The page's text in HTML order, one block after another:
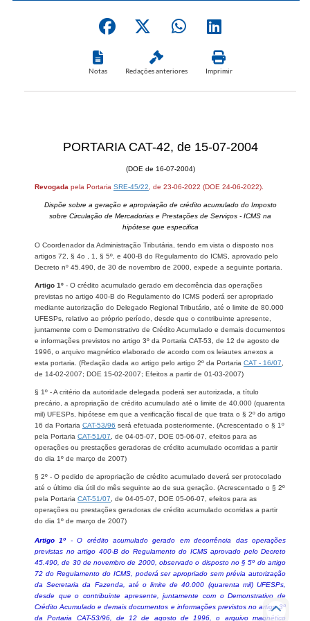
Notas Redações anteriores Imprimir
PORTARIA CAT-42, de 15-07-2004
(DOE de 16-07-2004)
Revogada pela Portaria SRE-45/22 , de 23-06-2022 (DOE 24-06-2022).
Dispõe sobre a geração e apropriação de crédito acumulado do Imposto
sobre Circulação de Mercadorias e Prestações de Serviços - ICMS na
hipótese que especifica
O Coordenador da Administração Tributária, tendo em vista o disposto nos
artigos 72, § 4o , 1, § 5º, e 400-B do Regulamento do ICMS, aprovado pelo
Decreto nº 45.490, de 30 de novembro de 2000, expede a seguinte portaria.
Artigo 1º - O crédito acumulado gerado em decorrência das operações
previstas no artigo 400-B do Regulamento do ICMS poderá ser apropriado
mediante autorização do Delegado Regional Tributário, até o limite de 80.000
UFESPs, relativo ao próprio período, desde que o contribuinte apresente,
juntamente com o Demonstrativo de Crédito Acumulado e demais documentos
e informações previstos no artigo 3º da Portaria CAT-53, de 12 de agosto de
1996, o arquivo magnético elaborado de acordo com os leiautes anexos a
esta portaria. (Redação dada ao artigo pelo artigo 2º da Portaria CAT - 16/07
de 14-02-2007; DOE 15-02-2007; Efeitos a partir de 01-03-2007)
§ 1º - A critério da autoridade delegada poderá ser autorizada, a título
precário, a apropriação de crédito acumulado até o limite de 40.000 (quarenta
mil) UFESPs, hipótese em que a verificação fiscal de que trata o § 2º do artigo
16 da Portaria CAT-53/96 será efetuada posteriormente. (Acrescentado o § 1º
pela Portaria CAT-51/07 , de 04-05-07, DOE 05-06-07, efeitos para as
operações ou prestações geradoras de crédito acumulado ocorridas a partir
do dia 1º de março de 2007)
§ 2º - O pedido de apropriação de crédito acumulado deverá ser protocolado
até o último dia útil do mês seguinte ao de sua geração. (Acrescentado o § 2º
pela Portaria CAT-51/07 , de 04-05-07, DOE 05-06-07, efeitos para as
operações ou prestações geradoras de crédito acumulado ocorridas a partir
do dia 1º de março de 2007)
Artigo 1º - O crédito acumulado gerado em decorrência das operações
previstas no artigo 400-B do Regulamento do ICMS aprovado pelo Decreto
45.490, de 30 de novembro de 2000, observado o disposto no § 5º do artigo
72 do Regulamento do ICMS, poderá ser apropriado sem prévia autorização
da Secretaria da Fazenda, até o limite de 40.000 (quarenta mil) UFESPs,
desde que o contribuinte apresente, juntamente com o Demonstrativo de
Crédito Acumulado e demais documentos e informações previstos no artigo 3º
da Portaria CAT-53/96, de 12 de agosto de 1996, o arquivo magnético